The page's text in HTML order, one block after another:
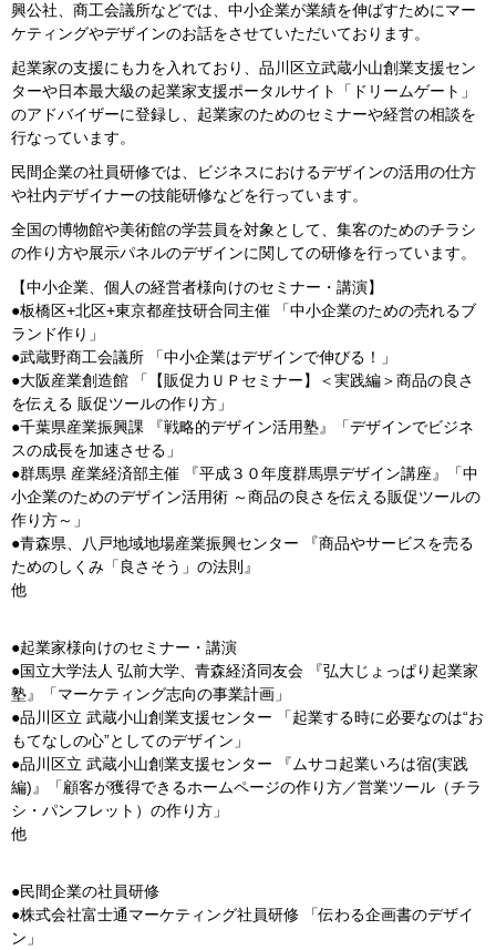
興公社、商工会議所などでは、中小企業が業績を伸ばすためにマー
ケティングやデザインのお話をさせていただいております。
起業家の支援にも力を入れており、品川区立武蔵小山創業支援セン
ターや日本最大級の起業家支援ポータルサイト「ドリームゲート」
のアドバイザーに登録し、起業家のためのセミナーや経営の相談を
行なっています。
民間企業の社員研修では、ビジネスにおけるデザインの活用の仕方
や社内デザイナーの技能研修などを行っています。
全国の博物館や美術館の学芸員を対象として、集客のためのチラシ
の作り方や展示パネルのデザインに関しての研修を行っています。
【中小企業、個人の経営者様向けのセミナー・講演】
●板橋区+北区+東京都産技研合同主催 「中小企業のための売れるブ
ランド作り」
●武蔵野商工会議所 「中小企業はデザインで伸びる！」
●大阪産業創造館 「【販促力ＵＰセミナー】＜実践編＞商品の良さ
を伝える 販促ツールの作り方」
●千葉県産業振興課 『戦略的デザイン活用塾』「デザインでビジネ
スの成長を加速させる」
●群馬県 産業経済部主催 『平成３０年度群馬県デザイン講座』「中
小企業のためのデザイン活用術 ～商品の良さを伝える販促ツールの
作り方～」
●青森県、八戸地域地場産業振興センター 『商品やサービスを売る
ためのしくみ「良さそう」の法則』
他
●起業家様向けのセミナー・講演
●国立大学法人 弘前大学、青森経済同友会 『弘大じょっぱり起業家
塾』「マーケティング志向の事業計画」
●品川区立 武蔵小山創業支援センター 「起業する時に必要なのは“お
もてなしの心”としてのデザイン」
●品川区立 武蔵小山創業支援センター 『ムサコ起業いろは宿(実践
編)』「顧客が獲得できるホームページの作り方／営業ツール（チラ
シ・パンフレット）の作り方」
他
●民間企業の社員研修
●株式会社富士通マーケティング社員研修 「伝わる企画書のデザイ
ン」